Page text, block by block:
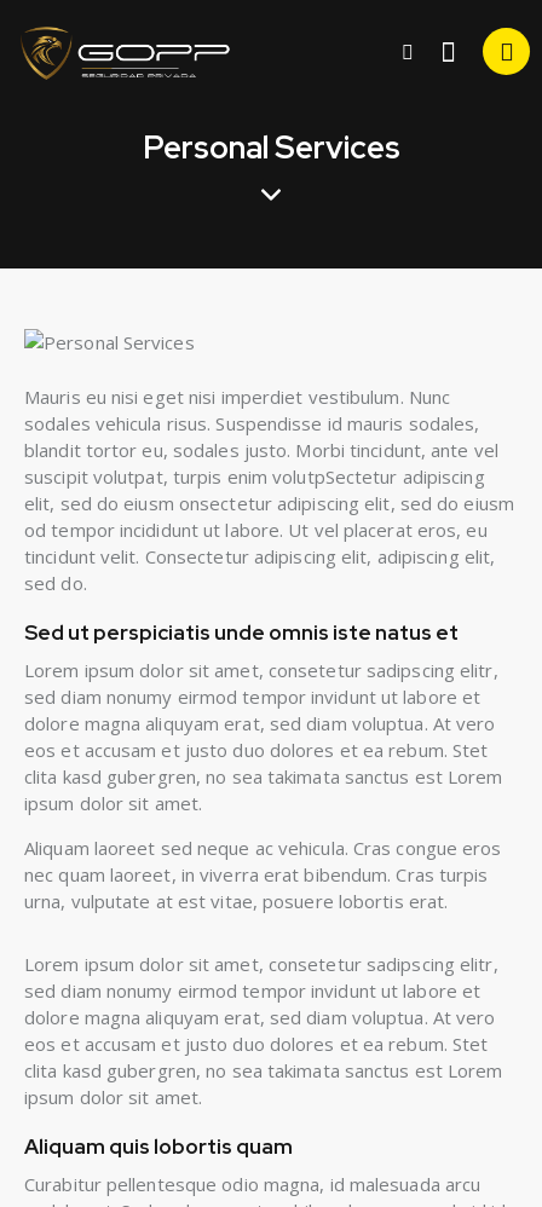
Personal Services
Mauris eu nisi eget nisi imperdiet vestibulum. Nunc
sodales vehicula risus. Suspendisse id mauris sodales,
blandit tortor eu, sodales justo. Morbi tincidunt, ante vel
suscipit volutpat, turpis enim volutpSectetur adipiscing
elit, sed do eiusm onsectetur adipiscing elit, sed do eiusm
od tempor incididunt ut labore. Ut vel placerat eros, eu
tincidunt velit. Consectetur adipiscing elit, adipiscing elit,
sed do.
Sed ut perspiciatis unde omnis iste natus et
Lorem ipsum dolor sit amet, consetetur sadipscing elitr,
sed diam nonumy eirmod tempor invidunt ut labore et
dolore magna aliquyam erat, sed diam voluptua. At vero
eos et accusam et justo duo dolores et ea rebum. Stet
clita kasd gubergren, no sea takimata sanctus est Lorem
ipsum dolor sit amet.
Aliquam laoreet sed neque ac vehicula. Cras congue eros
nec quam laoreet, in viverra erat bibendum. Cras turpis
urna, vulputate at est vitae, posuere lobortis erat.
Lorem ipsum dolor sit amet, consetetur sadipscing elitr,
sed diam nonumy eirmod tempor invidunt ut labore et
dolore magna aliquyam erat, sed diam voluptua. At vero
eos et accusam et justo duo dolores et ea rebum. Stet
clita kasd gubergren, no sea takimata sanctus est Lorem
ipsum dolor sit amet.
Aliquam quis lobortis quam
Curabitur pellentesque odio magna, id malesuada arcu